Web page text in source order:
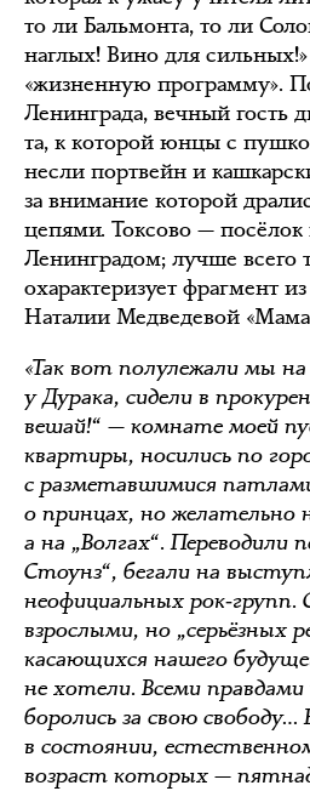
то ли Бальмонта, то ли
наглых! Вино для
«жизненную программу».
Ленинграда, вечный гость
та, к которой юнцы с
несли портвейн и
за внимание которой
цепями. Токсово — посёлок
Ленинградом; лучше всего
охарактеризует фрагмент
Наталии Медведевой
«Так вот полулежали мы
у Дурака, сидели в
вешай!“ — комнате моей
квартиры, носились по
с разметавшимися
о принцах, но желательно
а на „Волгах“. Переводили
Стоунз“, бегали на
неофициальных рок‑групп.
взрослыми, но „серьёзных
касающихся нашего
не хотели. Всеми
боролись за свою
в состоянии,
возраст которых —